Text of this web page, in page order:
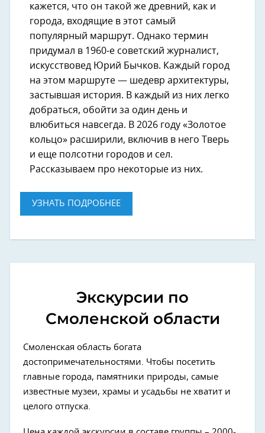
кажется, что он такой же древний, как и
города, входящие в этот самый
популярный маршрут. Однако термин
придумал в 1960-е советский журналист,
искусствовед Юрий Бычков. Каждый город
на этом маршруте — шедевр архитектуры,
застывшая история. В каждый из них легко
добраться, обойти за один день и
влюбиться навсегда. В 2026 году «Золотое
кольцо» расширили, включив в него Тверь
и еще полсотни городов и сел.
Рассказываем про некоторые из них.
УЗНАТЬ ПОДРОБНЕЕ
Экскурсии по
Смоленской области
Смоленская область богата
достопримечательностями. Чтобы посетить
главные города, памятники природы, самые
известные музеи, храмы и усадьбы не хватит и
целого отпуска.